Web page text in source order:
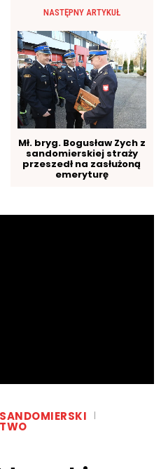
NASTĘPNY ARTYKUŁ
Mł. bryg. Bogusław Zych z
sandomierskiej straży
przeszedł na zasłużoną
emeryturę